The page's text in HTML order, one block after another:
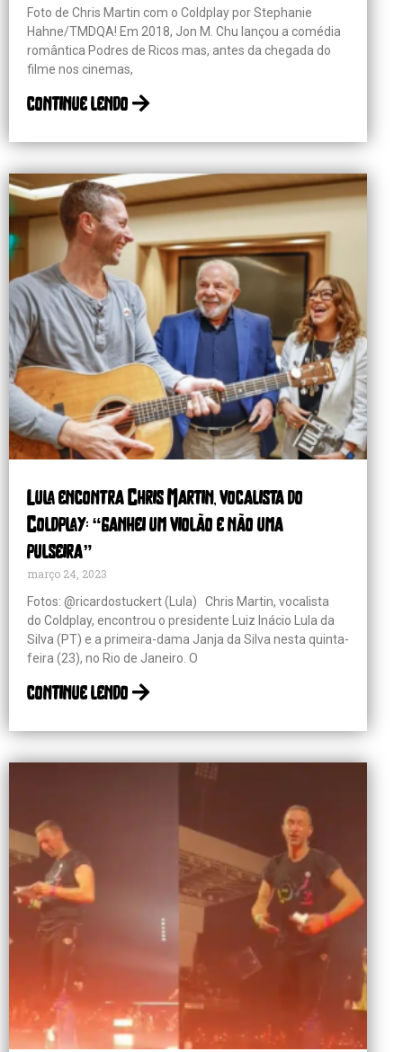
Foto de Chris Martin com o Coldplay por Stephanie
Hahne/TMDQA! Em 2018, Jon M. Chu lançou a comédia
romântica Podres de Ricos mas, antes da chegada do
filme nos cinemas,
continue lendo
Lula encontra Chris Martin, vocalista do
Coldplay: “ganhei um violão e não uma
pulseira”
março 24, 2023
Fotos: @ricardostuckert (Lula) Chris Martin, vocalista
do Coldplay, encontrou o presidente Luiz Inácio Lula da
Silva (PT) e a primeira-dama Janja da Silva nesta quinta-
feira (23), no Rio de Janeiro. O
continue lendo